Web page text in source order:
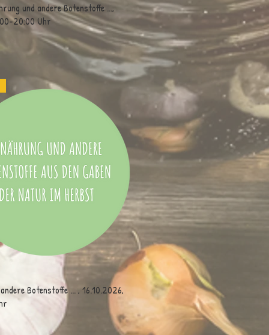
und andere Botenstoffe ...,
20:00 Uhr
Botenstoffe ... , 16.10.2026,